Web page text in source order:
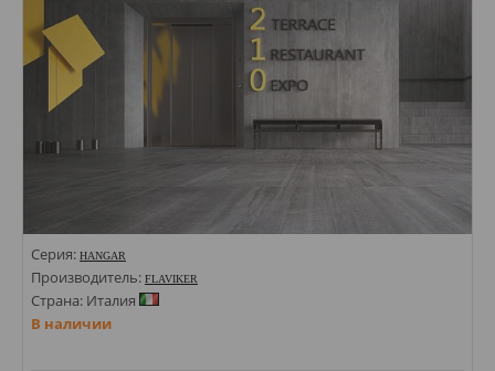
Серия: HANGAR
Производитель: FLAVIKER
Страна: Италия
В наличии